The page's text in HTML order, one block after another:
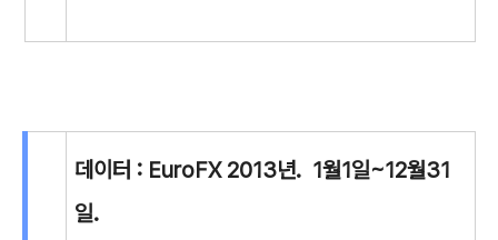
데이터 : EuroFX 2013년. 1월1일~12월31
일.